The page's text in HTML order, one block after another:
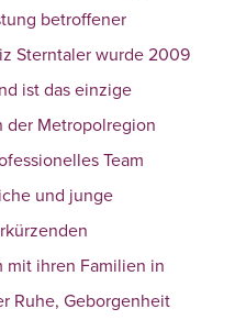
betroffener
Sterntaler wurde 2009
ist das einzige
der Metropolregion
Team
und junge
mit ihren Familien in
Ruhe, Geborgenheit